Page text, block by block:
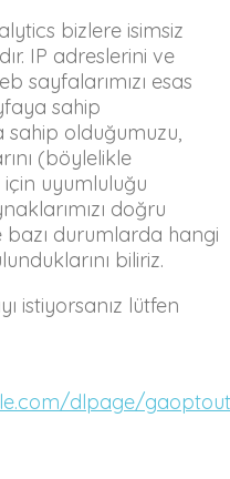
bizlere isimsiz
IP adreslerini ve
sayfalarımızı esas
sahip
sahip olduğumuzu,
(böylelikle
için uyumluluğu
doğru
durumlarda hangi
biliriz.
istiyorsanız lütfen
dlpage/gaoptout